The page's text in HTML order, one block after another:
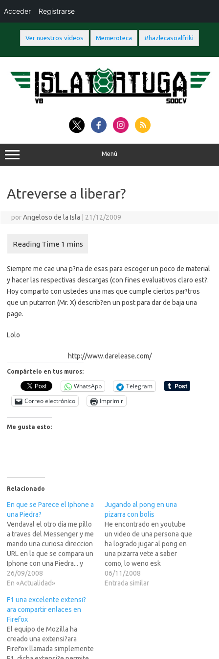
Ver nuestros videos Memeroteca #hazlecasoalfriki
contenido
Menú
Atreverse a liberar?
porAngeloso de la Isla 21/12/2009
Siempre me cae una p?na de esas para escoger un poco de material
y hacer las respectivas descargas (con fines evaluativos claro est?.
Hoy comparto con ustedes una mas que cumple ciertos par?tros
que un putarron (Mr. X) describ?en un post para dar de baja una
page.
Lolo
http://www.darelease.com/
Compártelo en tus muros:
WhatsApp
Telegram
Correo electrónico
Imprimir
Me gusta esto:
Relacionado
En que se Parece el Iphone a
una Piedra?
Vendaval el otro dia me pillo
a traves del Messenger y me
mando una curiosa direccion
URL en la que se compara un
Iphone con una Piedra... y
oyes, si lo analizas
crudamente, tiene una razon
LEER MAS
>>>Angelosohttp://www.eat
liver.com/i.php?n=3509
26/09/2008
En «Actualidad»
Jugando al pong en una
pizarra con bolis
He encontrado en youtube
un video de una persona que
ha logrado jugar al pong en
una pizarra vete a saber
como, lo weno esk
funciona.LEER MAS para ver
el linkVIDEO PONG EN
06/11/2008
Entrada similar
F1 una excelente extensi?
ara compartir enlaces en
Firefox
El equipo de Mozilla ha
creado una extensi?ara
Firefox llamada simplemente
Acceder Registrarse